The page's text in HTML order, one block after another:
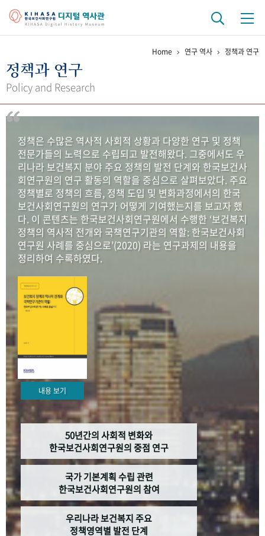
걸어온 길 기관 변천사
연구 역사
정책과 연구 키워드로 보는 연구 역사
연구자들
간행물 변천사
기록물 아카이브
사진 아카이브 문서 기록물 행정박물 영상 기록물
50+1주년 기념
성과 50선 숫자로 보는 50년
세계와 함께 한 KIHASA
VR 역사관
Home 연구 역사 정책과 연구
정책과 연구
Policy and Research
정책은 수많은 역사적 사회적 상황과 다양한 연구 및 정책
전문가들의 노력으로 수립되고 발전해왔다. 그중에서도 우
리나라 보건복지 분야 주요 정책의 발전 단계와 한국보건사
회연구원의 연구 활동의 역할을 중심으로 살펴보았다. 주요
정책별로 정책의 흐름, 정책 도입 및 변화과정에서의 한국
보건사회연구원의 연구가 어떻게 기여했는지를 보고자 했
다. 이 콘텐츠는 한국보건사회연구원에서 수행한 ‘보건복지
정책의 역사적 전개와 국책연구기관의 역할: 한국보건사회
연구원 사례를 중심으로’(2020) 라는 연구과제의 내용을
정리하여 수록하였다.
내용 보기
50년간의 사회적 변화와
한국보건사회연구원의 중점 연구
국가 기본계획 수립 관련
한국보건사회연구원의 참여
우리나라 보건복지 주요
정책영역별 발전 단계